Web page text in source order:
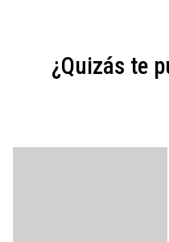
¿Quizás te